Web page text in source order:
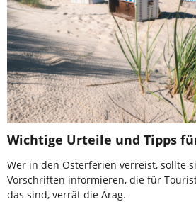
Wichtige Urteile und Tipps
Wer in den Osterferien verreist, sollte
Vorschriften informieren, die für
das sind, verrät die Arag.